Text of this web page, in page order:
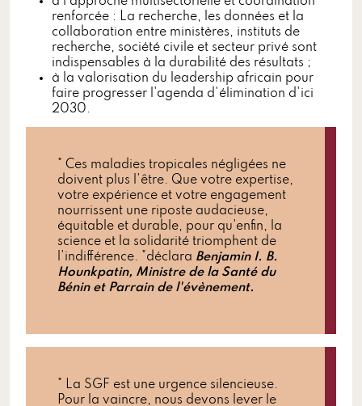
renforcée : La recherche, les données et la
collaboration entre ministères, instituts de
recherche, société civile et secteur privé sont
indispensables à la durabilité des résultats ;
à la valorisation du leadership africain pour
faire progresser l'agenda d'élimination d'ici
2030.
" Ces maladies tropicales négligées ne
doivent plus l'être. Que votre expertise,
votre expérience et votre engagement
nourrissent une riposte audacieuse,
équitable et durable, pour qu'enfin, la
science et la solidarité triomphent de
l'indifférence. "déclara Benjamin I. B.
Hounkpatin, Ministre de la Santé du
Bénin et Parrain de l'évènement.
" La SGF est une urgence silencieuse.
Pour la vaincre, nous devons lever le